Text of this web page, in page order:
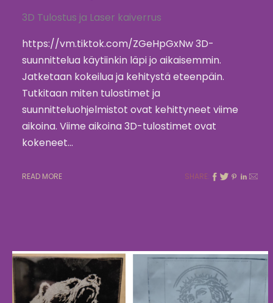
3D Tulostus ja Laser kaiverrus
https://vm.tiktok.com/ZGeHpGxNw 3D-
suunnittelua käytiinkin läpi jo aikaisemmin.
Jatketaan kokeilua ja kehitystä eteenpäin.
Tutkitaan miten tulostimet ja
suunnitteluohjelmistot ovat kehittyneet viime
aikoina. Viime aikoina 3D-tulostimet ovat
kokeneet…
READ MORE SHARE: